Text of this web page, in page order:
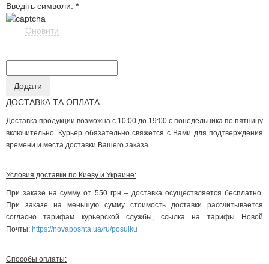
Введіть символи: *
Оновити
ДОСТАВКА ТА ОПЛАТА
Доставка продукции возможна с 10:00 до 19:00 с понедельника по пятницу
включительно. Курьер обязательно свяжется с Вами для подтверждения
времени и места доставки Вашего заказа.
Условия доставки по Киеву и Украине:
При заказе на сумму от 550 грн – доставка осуществляется бесплатно.
При заказе на меньшую сумму стоимость доставки рассчитывается
согласно тарифам курьерской службы, ссылка на тарифы Новой
Почты: https://novaposhta.ua/ru/posulku
Способы оплаты: